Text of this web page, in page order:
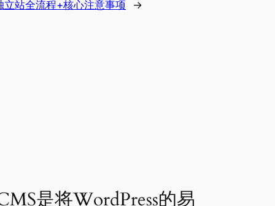
立站全流程+核心注意事项 →
是将WordPress的易